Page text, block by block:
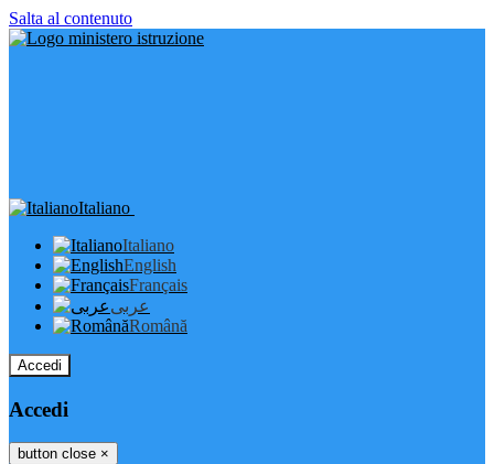
Salta al contenuto
Italiano
Italiano
English
Français
عربى
Română
Accedi
Accedi
button close ×